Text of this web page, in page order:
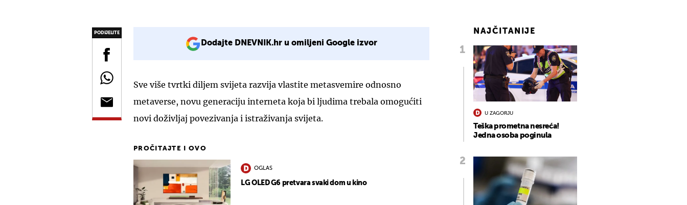
PODIJELITE
Dodajte DNEVNIK.hr u omiljeni Google izvor
Sve više tvrtki diljem svijeta razvija vlastite metasvemire odnosno
metaverse, novu generaciju interneta koja bi ljudima trebala omogućiti
novi doživljaj povezivanja i istraživanja svijeta.
PROČITAJTE I OVO
OGLAS
LG OLED G6 pretvara svaki dom u kino
NAJČITANIJE
U ZAGORJU
Teška prometna nesreća!
Jedna osoba poginula